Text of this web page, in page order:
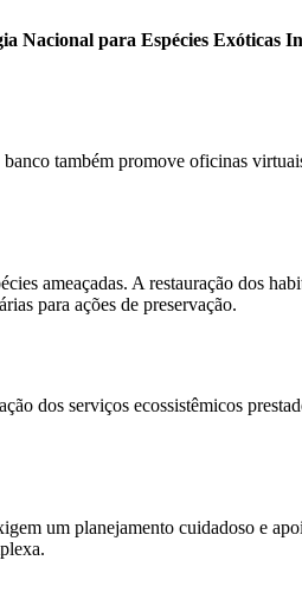
Nacional para Espécies Exóticas
também promove oficinas
ameaçadas. A restauração dos
para ações de preservação.
dos serviços ecossistêmicos
um planejamento cuidadoso e